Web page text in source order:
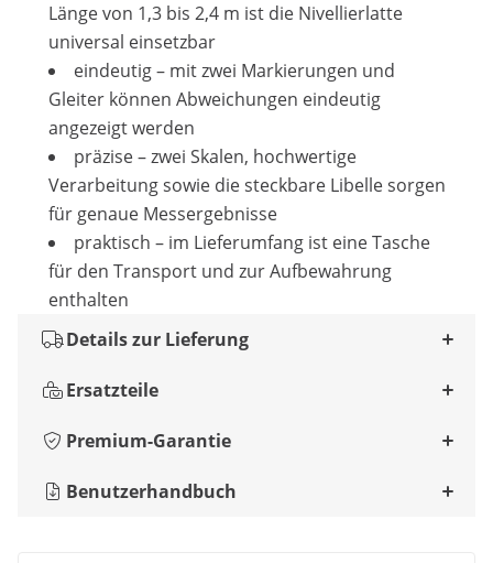
Länge von 1,3 bis 2,4 m ist die Nivellierlatte
universal einsetzbar
eindeutig – mit zwei Markierungen und
Gleiter können Abweichungen eindeutig
angezeigt werden
präzise – zwei Skalen, hochwertige
Verarbeitung sowie die steckbare Libelle sorgen
für genaue Messergebnisse
praktisch – im Lieferumfang ist eine Tasche
für den Transport und zur Aufbewahrung
enthalten
Details zur Lieferung
Ersatzteile
Premium-Garantie
Benutzerhandbuch